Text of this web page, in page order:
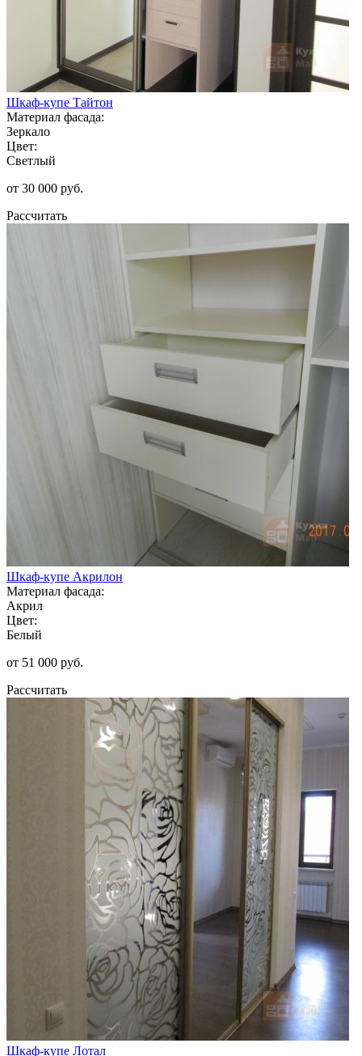
Шкаф-купе Тайтон
Материал фасада:
Зеркало
Цвет:
Светлый
от 30 000 руб.
Рассчитать
Шкаф-купе Акрилон
Материал фасада:
Акрил
Цвет:
Белый
от 51 000 руб.
Рассчитать
Шкаф-купе Лотал